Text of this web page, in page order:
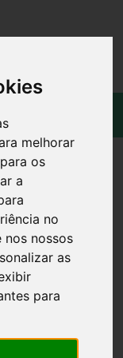
melhorar
os
a
no
nos nossos
as
para